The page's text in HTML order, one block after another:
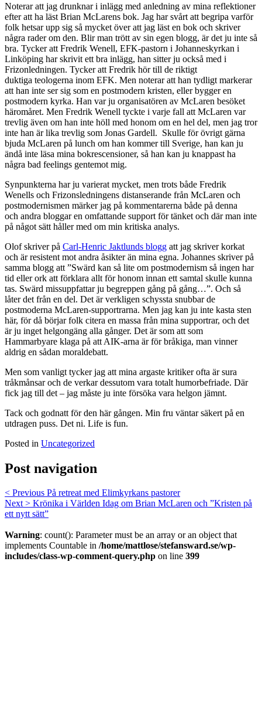
Noterar att jag drunknar i inlägg med anledning av mina reflektioner
efter att ha läst Brian McLarens bok. Jag har svårt att begripa varför
folk hetsar upp sig så mycket över att jag läst en bok och skriver
några rader om den. Blir man trött av sin egen blogg, är det ju inte så
bra. Tycker att Fredrik Wenell, EFK-pastorn i Johanneskyrkan i
Linköping har skrivit ett bra inlägg, han sitter ju också med i
Frizonledningen. Tycker att Fredrik hör till de riktigt
duktiga teologerna inom EFK. Men noterar att han tydligt markerar
att han inte ser sig som en postmodern kristen, eller bygger en
postmodern kyrka. Han var ju organisatören av McLaren besöket
häromåret. Men Fredrik Wenell tyckte i varje fall att McLaren var
trevlig även om han inte höll med honom om en hel del, men jag tror
inte han är lika trevlig som Jonas Gardell. Skulle för övrigt gärna
bjuda McLaren på lunch om han kommer till Sverige, han kan ju
ändå inte läsa mina bokrescensioner, så han kan ju knappast ha
några bad feelings gentemot mig.
Synpunkterna har ju varierat mycket, men trots både Fredrik
Wenells och Frizonsledningens distanserande från McLaren och
postmodernismen märker jag på kommentarerna både på denna
och andra bloggar en omfattande support för tänket och där man inte
på något sätt håller med om min kritiska analys.
Olof skriver på Carl-Henric Jaktlunds blogg att jag skriver korkat
och är resistent mot andra åsikter än mina egna. Johannes skriver på
samma blogg att ”Swärd kan så lite om postmodernism så ingen har
tid eller ork att förklara allt för honom innan ett samtal skulle kunna
tas. Swärd missuppfattar ju begreppen gång på gång…”. Och så
låter det från en del. Det är verkligen schyssta snubbar de
postmoderna McLaren-supportrarna. Men jag kan ju inte kasta sten
här, för då börjar folk citera en massa från mina supportrar, och det
är ju inget helgongäng alla gånger. Det är som att som
Hammarbyare klaga på att AIK-arna är för bråkiga, man vinner
aldrig en sådan moraldebatt.
Men som vanligt tycker jag att mina argaste kritiker ofta är sura
tråkmånsar och de verkar dessutom vara totalt humorbefriade. Där
fick jag till det – jag måste ju inte försöka vara helgon jämnt.
Tack och godnatt för den här gången. Min fru väntar säkert på en
utdragen puss. Det ni. Life is fun.
Posted in Uncategorized
Post navigation
< Previous På retreat med Elimkyrkans pastorer
Next > Krönika i Världen Idag om Brian McLaren och ”Kristen på
ett nytt sätt”
Warning: count(): Parameter must be an array or an object that
implements Countable in /home/mattlose/stefansward.se/wp-
includes/class-wp-comment-query.php on line 399